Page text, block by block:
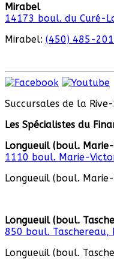
Mirabel
14173 boul. du Curé-
Mirabel: (450) 485-
Succursales de la
Les Spécialistes du
Longueuil (boul.
1110 boul. Marie-
Longueuil (boul.
Longueuil (boul.
850 boul. Taschereau,
Longueuil (boul.